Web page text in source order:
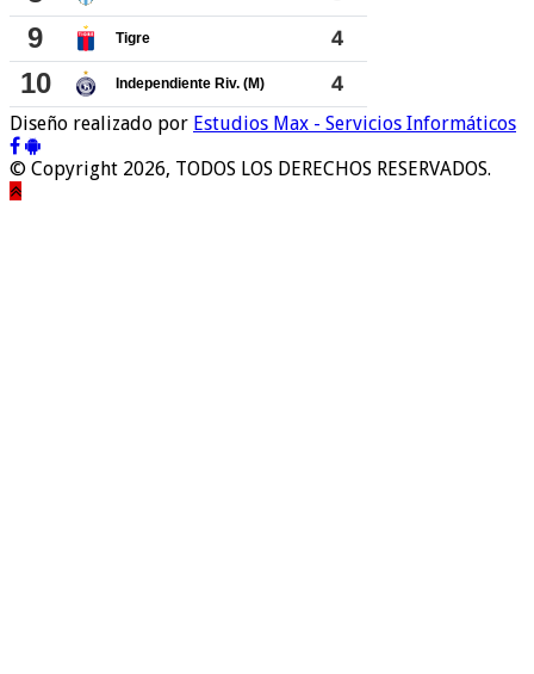
Diseño realizado por Estudios Max - Servicios Informáticos
© Copyright 2026, TODOS LOS DERECHOS RESERVADOS.